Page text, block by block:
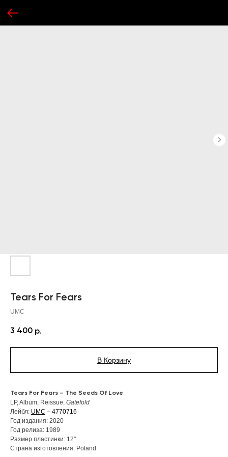
Tears For Fears
UMC
3 400 р.
В Корзину
Tears For Fears – The Seeds Of Love
LP, Album, Reissue, Gatefold
Лейбл: UMC – 4770716
Год издания: 2020
Год релиза: 1989
Размер пластинки: 12"
Страна изготовления: Poland